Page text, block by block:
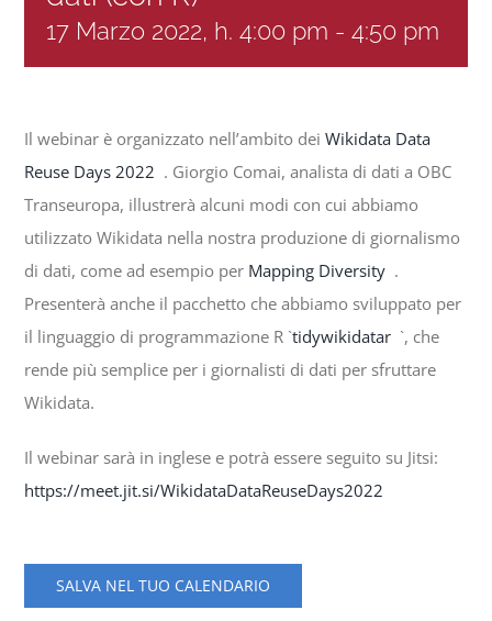
Chi siamo
17 Marzo 2022, h. 4:00 pm -4:50 pm
Il webinar è organizzato nell’ambito deiWikidata Data
Reuse Days 2022 . Giorgio Comai, analista di dati a OBC
Transeuropa, illustrerà alcuni modi con cui abbiamo
utilizzato Wikidata nella nostra produzione di giornalismo
di dati, come ad esempio per Mapping Diversity .
Presenterà anche il pacchetto che abbiamo sviluppato per
il linguaggio di programmazione R `tidywikidatar `, che
rende più semplice per i giornalisti di dati per sfruttare
Wikidata.
Il webinar sarà in inglese e potrà essere seguito su Jitsi:
https://meet.jit.si/WikidataDataReuseDays2022
SALVA NEL TUO CALENDARIO